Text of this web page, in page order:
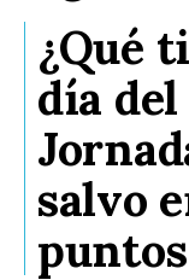
¿Qué
día
salvo
puntos